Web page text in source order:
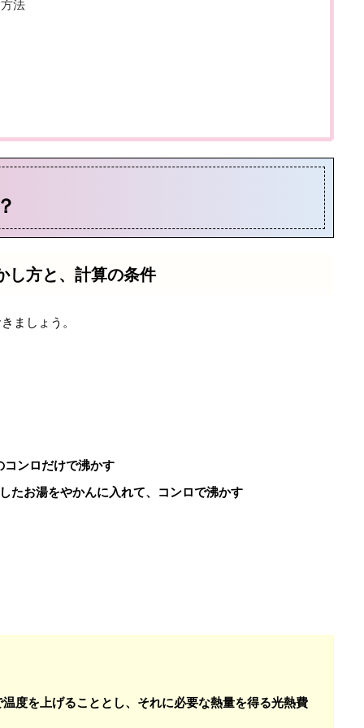
法
し方と、計算の条件
ましょう。
ンロだけで沸かす
お湯をやかんに入れて、コンロで沸かす
を上げることとし、それに必要な熱量を得る光熱費